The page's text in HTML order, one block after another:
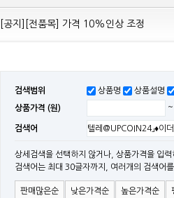
[공지][Mean Well 제품 전품목] 10% 가
[공지][전품목] 가격 10%인상 조정
[공지][민웰] 전품목 가격 조정의건
[민웰] RS 모델 출시
[공지]SMPS 저가형 [기획상품] 출시
[공지]12W~300W Medical
[공지][민웰] [민웰] 인버터 "정현파 / 유사
[공지][민웰] LED 방수형 (CLG / CEN /
검색범위 상품명 상품설명
상품가격 (원) ~
검색어
상세검색을 선택하지 않거나, 상품가격을 입
검색어는 최대 30글자까지, 여러개의 검색어
판매많은순 낮은가격순 높은가격순